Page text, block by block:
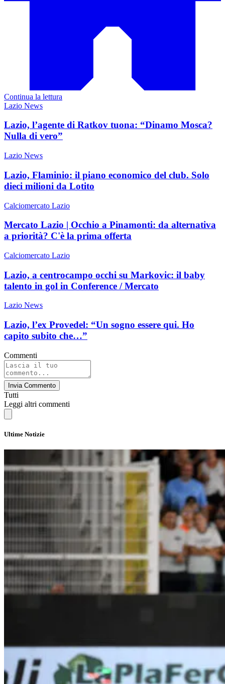
Continua la lettura
Lazio News
Lazio, l’agente di Ratkov tuona: “Dinamo Mosca?
Nulla di vero”
Lazio News
Lazio, Flaminio: il piano economico del club. Solo
dieci milioni da Lotito
Calciomercato Lazio
Mercato Lazio | Occhio a Pinamonti: da alternativa
a priorità? C'è la prima offerta
Calciomercato Lazio
Lazio, a centrocampo occhi su Markovic: il baby
talento in gol in Conference / Mercato
Lazio News
Lazio, l’ex Provedel: “Un sogno essere qui. Ho
capito subito che…”
Commenti
Invia Commento
Tutti
Leggi altri commenti
Ultime Notizie